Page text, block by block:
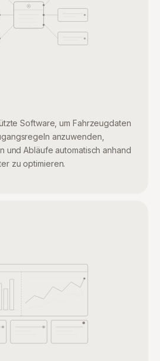
Software, um Fahrzeugdaten
anzuwenden,
und Abläufe automatisch anhand
zu optimieren.